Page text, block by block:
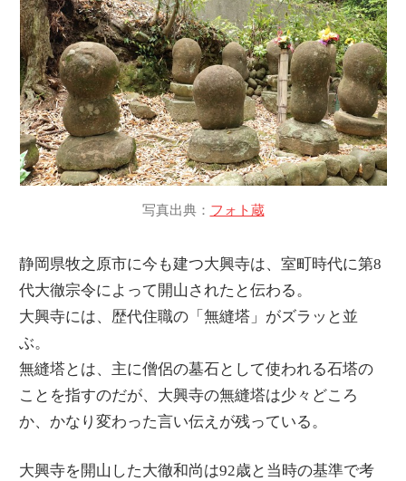
写真出典： フォト蔵
静岡県牧之原市に今も建つ大興寺は、室町時代に第8
代大徹宗令によって開山されたと伝わる。
大興寺には、歴代住職の「無縫塔」がズラッと並
ぶ。
無縫塔とは、主に僧侶の墓石として使われる石塔の
ことを指すのだが、大興寺の無縫塔は少々どころ
か、かなり変わった言い伝えが残っている。
大興寺を開山した大徹和尚は92歳と当時の基準で考